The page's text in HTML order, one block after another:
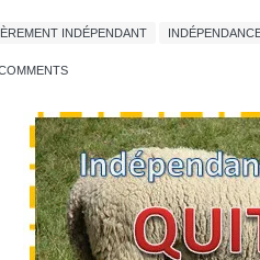
INDÉPENDANT